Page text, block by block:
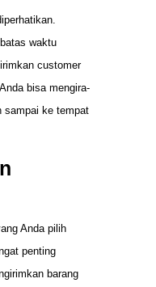
waktu
customer
bisa mengira-
sampai ke tempat
Anda pilih
penting
barang